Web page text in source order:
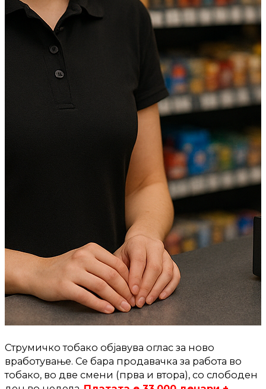
Струмичко тобако објавува оглас за ново
вработување. Се бара продавачка за работа во
тобако, во две смени (прва и втора), со слободен